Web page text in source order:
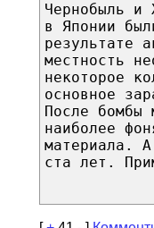
Чернобыль и
в Японии
результате
местность
некоторое
основное
После бомбы
наиболее
материала.
ста лет.